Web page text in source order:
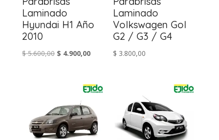
Laminado
Hyundai H1 Año
2010
$5.600,00 El
$ 5.600,00.
$ 4.900,00El
es:
Laminado
Volkswagen Gol
G2 / G3 / G4
$ 3.800,00